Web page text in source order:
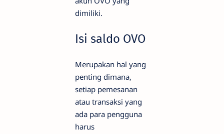
dimiliki.
Isi saldo OVO
Merupakan hal yang
penting dimana,
setiap pemesanan
atau transaksi yang
ada para pengguna
harus